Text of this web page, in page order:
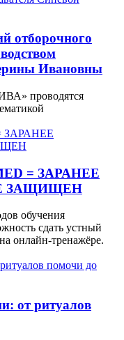
отборочного
Ивановны
проводятся
= ЗАРАНЕЕ
ЗАЩИЩЕН
обучения
сдать устный
онлайн-тренажёре.
от ритуалов